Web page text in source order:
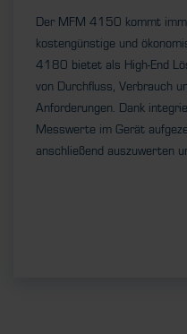
Der MFM 4150 kommt
kostengünstige und
4180 bietet als High-End
von Durchfluss, Verbrauch
Anforderungen. Dank
Messwerte im Gerät
anschließend auszuwerten